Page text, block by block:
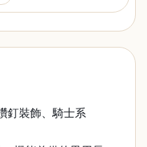
釘裝飾、騎士系